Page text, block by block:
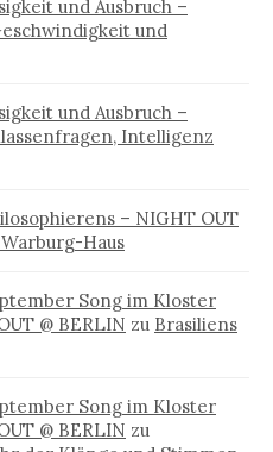
und Ausbruch –
und
und Ausbruch –
Intelligenz
– NIGHT OUT
Haus
Song im Kloster
@ BERLIN zu Brasiliens
Song im Kloster
@ BERLIN zu